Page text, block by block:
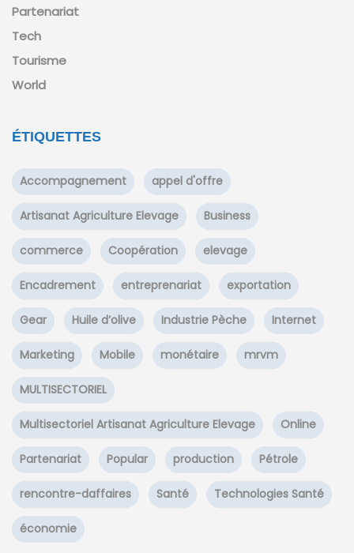
Partenariat
Tech
Tourisme
World
ÉTIQUETTES
Accompagnement appel d'offre
Artisanat Agriculture Elevage Business
commerce Coopération elevage
Encadrement entreprenariat exportation
Gear Huile d’olive Industrie Pèche Internet
Marketing Mobile monétaire mrvm
MULTISECTORIEL
Multisectoriel Artisanat Agriculture Elevage Online
Partenariat Popular production Pétrole
rencontre-daffaires Santé Technologies Santé
économie